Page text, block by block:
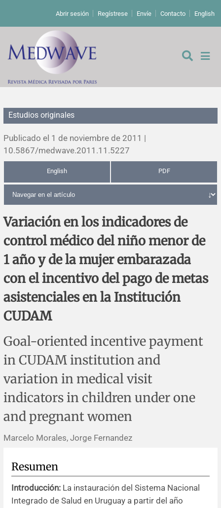
Abrir sesión Regístrese Envíe Contacto English
De los editores
Editoriales
Comentarios
Cartas a los editores
Errata y notas de reserva
Agradecimientos
Impressum
Estudios originales
Estudios cualitativos
Revisiones sistemáticas
Protocolos
Evaluaciones económicas
Análisis
Revisiones clínicas
Artículos de revisión
Notas metodológicas
Comunicaciones breves
Problemas de salud pública
Notas históricas y reseñas
Ensayos
Reporte de caso
Notas técnicas
Práctica clínica
Descripción
Política de cobros
Instrucciones para autores
Patrocinadores y financiamiento
Editores
Comité editorial
Resúmenes de congresos
Noticias
Estudios originales
Publicado el 1 de noviembre de 2011 |
10.5867/medwave.2011.11.5227
English PDF
Variación en los indicadores de
control médico del niño menor de
1 año y de la mujer embarazada
con el incentivo del pago de metas
asistenciales en la Institución
CUDAM
Goal-oriented incentive payment
in CUDAM institution and
variation in medical visit
indicators in children under one
and pregnant women
Marcelo Morales, Jorge Fernandez
Resumen
Introducción: La instauración del Sistema Nacional
Integrado de Salud en Uruguay a partir del año